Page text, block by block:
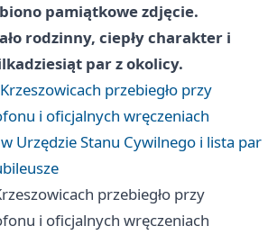
pamiątkowe zdjęcie.
rodzinny, ciepły charakter i
par z okolicy.
przebiegło przy
i oficjalnych wręczeniach
Urzędzie Stanu Cywilnego i lista par
przebiegło przy
i oficjalnych wręczeniach